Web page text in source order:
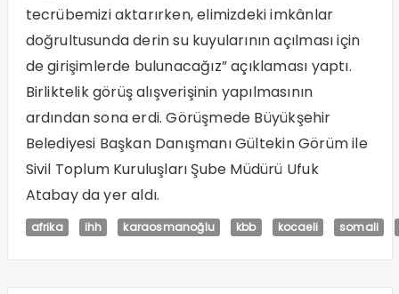
tecrübemizi aktarırken, elimizdeki imkânlar
doğrultusunda derin su kuyularının açılması için
de girişimlerde bulunacağız” açıklaması yaptı.
Birliktelik görüş alışverişinin yapılmasının
ardından sona erdi. Görüşmede Büyükşehir
Belediyesi Başkan Danışmanı Gültekin Görüm ile
Sivil Toplum Kuruluşları Şube Müdürü Ufuk
Atabay da yer aldı.
afrika ihh karaosmanoğlu kbb kocaeli somali